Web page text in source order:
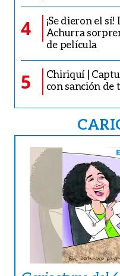
4
¡Se dieron el
Achurra
de película
5
Chiriquí |
con sanción de